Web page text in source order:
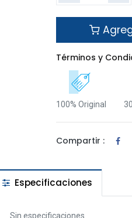
Términos y
100% Original
Compartir :
Especificaciones
Sin especificaciones